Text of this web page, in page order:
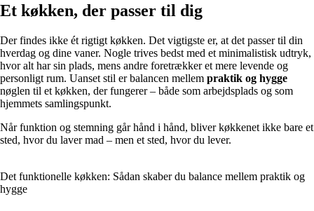
Et køkken, der passer til dig
Der findes ikke ét rigtigt køkken. Det vigtigste er, at det passer til din
hverdag og dine vaner. Nogle trives bedst med et minimalistisk udtryk,
hvor alt har sin plads, mens andre foretrækker et mere levende og
personligt rum. Uanset stil er balancen mellem praktik og hygge
nøglen til et køkken, der fungerer – både som arbejdsplads og som
hjemmets samlingspunkt.
Når funktion og stemning går hånd i hånd, bliver køkkenet ikke bare et
sted, hvor du laver mad – men et sted, hvor du lever.
Det funktionelle køkken: Sådan skaber du balance mellem praktik og
hygge